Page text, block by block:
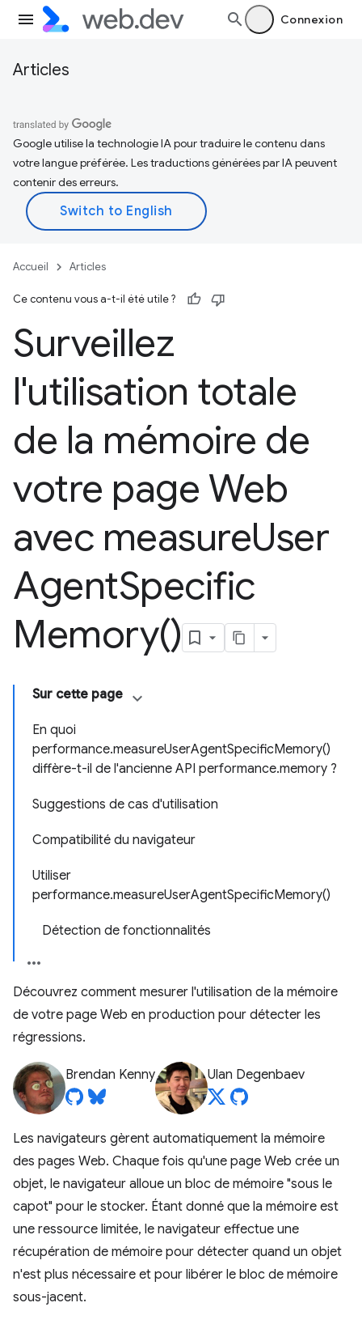
Connexion
Articles
Google utilise la technologie IA pour traduire le contenu dans
votre langue préférée. Les traductions générées par IA peuvent
contenir des erreurs.
Accueil Articles
Ce contenu vous a-t-il été utile ?
Surveillez
l'utilisation totale
de la mémoire de
votre page Web
avec measureUser
AgentSpecific
Memory()
Sur cette page
En quoi
performance.measureUserAgentSpecificMemory()
diffère-t-il de l'ancienne API performance.memory ?
Suggestions de cas d'utilisation
Compatibilité du navigateur
Utiliser
performance.measureUserAgentSpecificMemory()
Détection de fonctionnalités
Découvrez comment mesurer l'utilisation de la mémoire
de votre page Web en production pour détecter les
régressions.
Brendan Kenny Ulan Degenbaev
Les navigateurs gèrent automatiquement la mémoire
des pages Web. Chaque fois qu'une page Web crée un
objet, le navigateur alloue un bloc de mémoire "sous le
capot" pour le stocker. Étant donné que la mémoire est
une ressource limitée, le navigateur effectue une
récupération de mémoire pour détecter quand un objet
n'est plus nécessaire et pour libérer le bloc de mémoire
sous-jacent.